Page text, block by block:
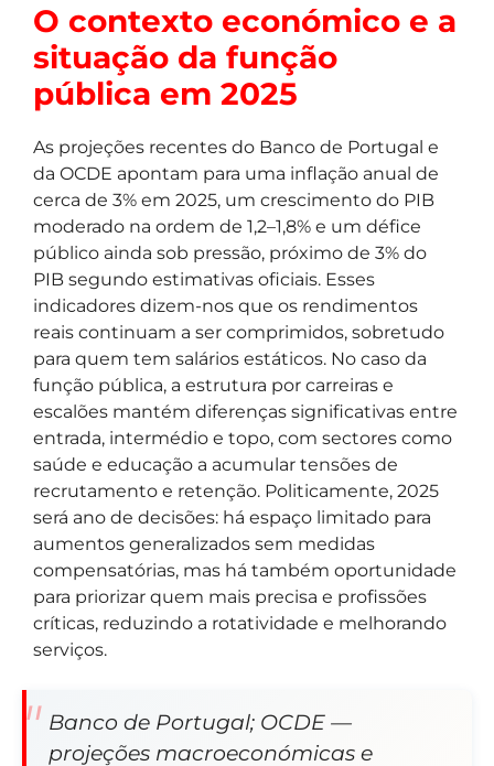
O contexto económico e a
situação da função
pública em 2025
As projeções recentes do Banco de Portugal e
da OCDE apontam para uma inflação anual de
cerca de 3% em 2025, um crescimento do PIB
moderado na ordem de 1,2–1,8% e um défice
público ainda sob pressão, próximo de 3% do
PIB segundo estimativas oficiais. Esses
indicadores dizem-nos que os rendimentos
reais continuam a ser comprimidos, sobretudo
para quem tem salários estáticos. No caso da
função pública, a estrutura por carreiras e
escalões mantém diferenças significativas entre
entrada, intermédio e topo, com sectores como
saúde e educação a acumular tensões de
recrutamento e retenção. Politicamente, 2025
será ano de decisões: há espaço limitado para
aumentos generalizados sem medidas
compensatórias, mas há também oportunidade
para priorizar quem mais precisa e profissões
críticas, reduzindo a rotatividade e melhorando
serviços.
Banco de Portugal; OCDE —
projeções macroeconómicas e